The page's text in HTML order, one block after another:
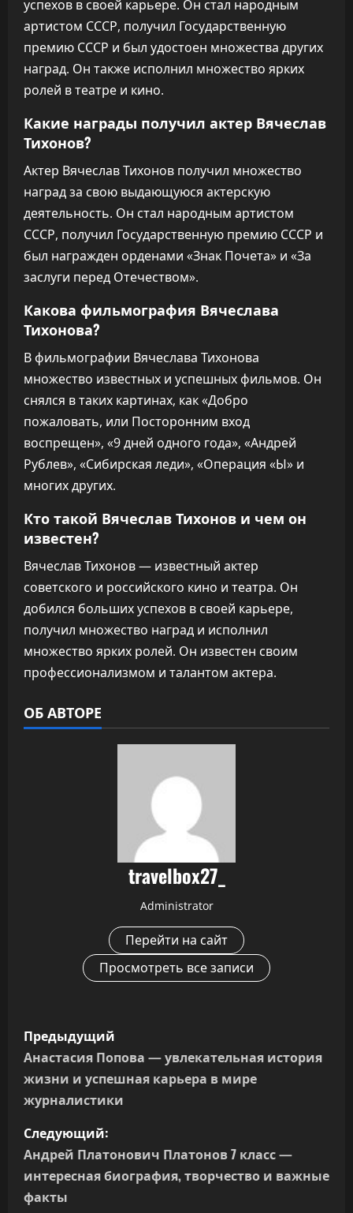
успехов в своей карьере. Он стал народным
артистом СССР, получил Государственную
премию СССР и был удостоен множества других
наград. Он также исполнил множество ярких
ролей в театре и кино.
Какие награды получил актер Вячеслав
Тихонов?
Актер Вячеслав Тихонов получил множество
наград за свою выдающуюся актерскую
деятельность. Он стал народным артистом
СССР, получил Государственную премию СССР и
был награжден орденами «Знак Почета» и «За
заслуги перед Отечеством».
Какова фильмография Вячеслава
Тихонова?
В фильмографии Вячеслава Тихонова
множество известных и успешных фильмов. Он
снялся в таких картинах, как «Добро
пожаловать, или Посторонним вход
воспрещен», «9 дней одного года», «Андрей
Рублев», «Сибирская леди», «Операция «Ы» и
многих других.
Кто такой Вячеслав Тихонов и чем он
известен?
Вячеслав Тихонов — известный актер
советского и российского кино и театра. Он
добился больших успехов в своей карьере,
получил множество наград и исполнил
множество ярких ролей. Он известен своим
профессионализмом и талантом актера.
ОБ АВТОРЕ
travelbox27_
Administrator
Перейти на сайт
Просмотреть все записи
Н
а
в
и
г
а
Предыдущий
Анастасия Попова — увлекательная история
жизни и успешная карьера в мире
журналистики
Следующий:
Андрей Платонович Платонов 7 класс —
интересная биография, творчество и важные
факты